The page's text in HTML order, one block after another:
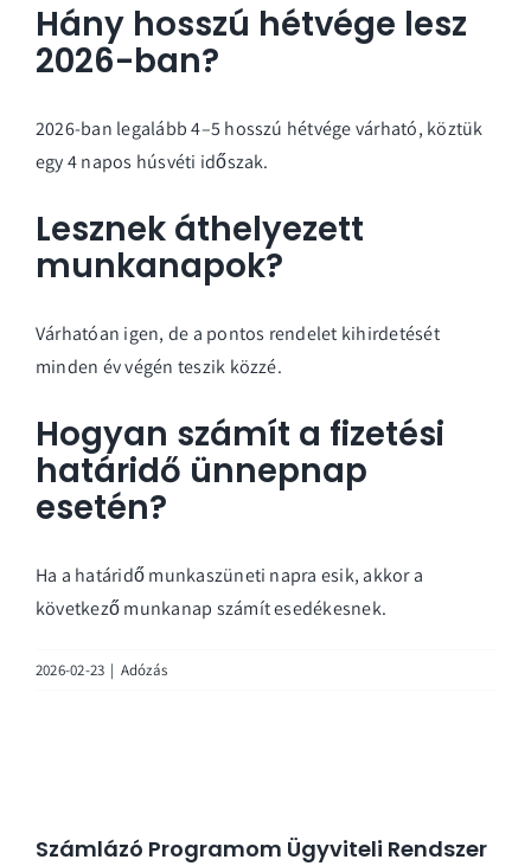
Hány hosszú hétvége lesz
2026-ban?
2026-ban legalább 4–5 hosszú hétvége várható, köztük
egy 4 napos húsvéti időszak.
Lesznek áthelyezett
munkanapok?
Várhatóan igen, de a pontos rendelet kihirdetését
minden év végén teszik közzé.
Hogyan számít a fizetési
határidő ünnepnap
esetén?
Ha a határidő munkaszüneti napra esik, akkor a
következő munkanap számít esedékesnek.
2026-02-23 | Adózás
Számlázó Programom Ügyviteli Rendszer